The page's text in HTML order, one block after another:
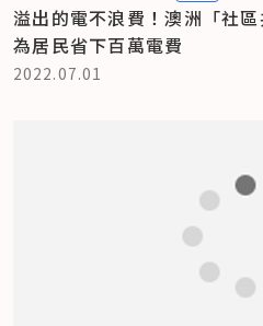
溢出的電不浪費！澳洲「社
為居民省下百萬電費
2022.07.01